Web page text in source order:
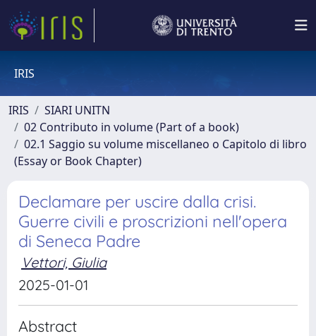
IRIS
IRIS
SIARI UNITN
02 Contributo in volume (Part of a book)
02.1 Saggio su volume miscellaneo o Capitolo di libro
(Essay or Book Chapter)
Declamare per uscire dalla crisi.
Guerre civili e proscrizioni nell'opera
di Seneca Padre
Vettori, Giulia
2025-01-01
Abstract